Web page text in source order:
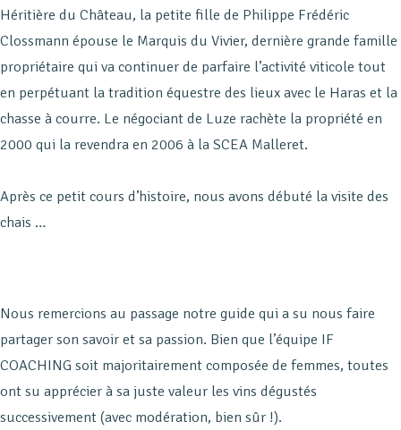
Héritière du Château, la petite fille de Philippe Frédéric
Clossmann épouse le Marquis du Vivier, dernière grande famille
propriétaire qui va continuer de parfaire l’activité viticole tout
en perpétuant la tradition équestre des lieux avec le Haras et la
chasse à courre. Le négociant de Luze rachète la propriété en
2000 qui la revendra en 2006 à la SCEA Malleret.
Après ce petit cours d’histoire, nous avons débuté la visite des
chais …
Nous remercions au passage notre guide qui a su nous faire
partager son savoir et sa passion. Bien que l’équipe IF
COACHING soit majoritairement composée de femmes, toutes
ont su apprécier à sa juste valeur les vins dégustés
successivement (avec modération, bien sûr !).